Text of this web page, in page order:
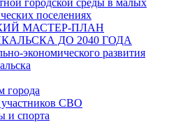
городской среды в малых
поселениях
МАСТЕР-ПЛАН
ДО 2040 ГОДА
экономического развития
города
СВО
и спорта